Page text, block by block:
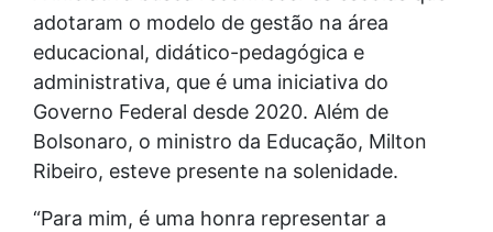
adotaram o modelo de gestão na área
educacional, didático-pedagógica e
administrativa, que é uma iniciativa do
Governo Federal desde 2020. Além de
Bolsonaro, o ministro da Educação, Milton
Ribeiro, esteve presente na solenidade.
“Para mim, é uma honra representar a